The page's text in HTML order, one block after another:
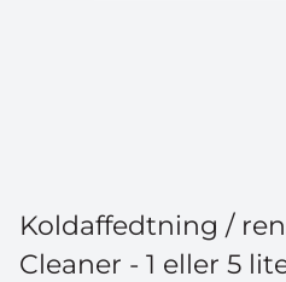
Koldaffedtning /
Cleaner - 1 eller 5